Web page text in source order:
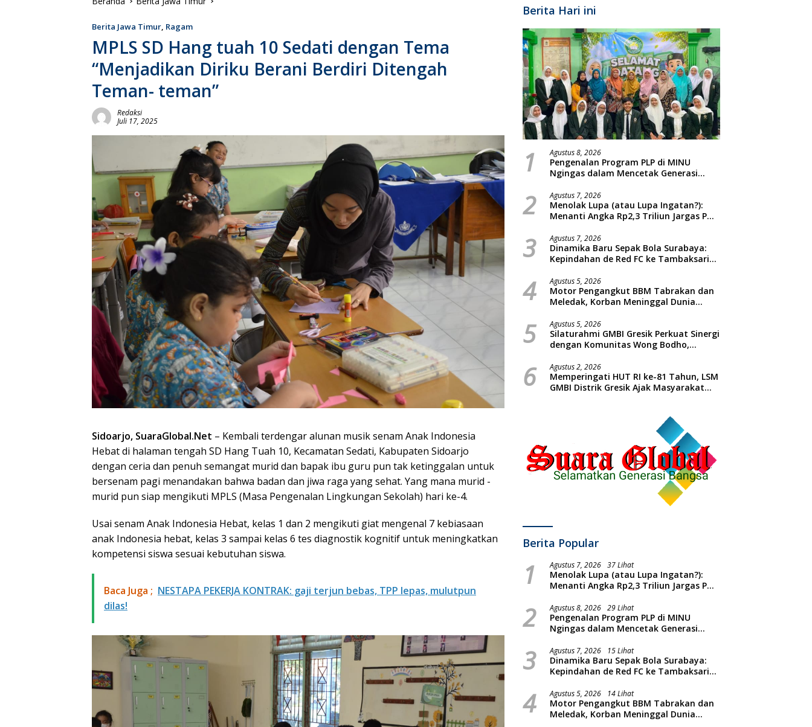
Berita Jawa Timur, Ragam
MPLS SD Hang tuah 10 Sedati dengan Tema
“Menjadikan Diriku Berani Berdiri Ditengah
Teman- teman”
Redaksi
Juli 17, 2025
Sidoarjo, SuaraGlobal.Net – Kembali terdengar alunan musik senam Anak Indonesia
Hebat di halaman tengah SD Hang Tuah 10, Kecamatan Sedati, Kabupaten Sidoarjo
dengan ceria dan penuh semangat murid dan bapak ibu guru pun tak ketinggalan untuk
bersenam pagi menandakan bahwa badan dan jiwa raga yang sehat. Yang mana murid -
murid pun siap mengikuti MPLS (Masa Pengenalan Lingkungan Sekolah) hari ke-4.
Usai senam Anak Indonesia Hebat, kelas 1 dan 2 mengikuti giat mengenal 7 kebiasaan
anak Indonesia hebat, kelas 3 sampai kelas 6 tes diagnostik kognitif untuk meningkatkan
kompetensi siswa sesuai kebutuhan siswa.
Baca Juga ; NESTAPA PEKERJA KONTRAK: gaji terjun bebas, TPP lepas, mulutpun
dilas!
Berita Hari ini
1 Agustus 8, 2026
Pengenalan Program PLP di MINU
Ngingas dalam Mencetak Generasi
2 Agustus 7, 2026
Menolak Lupa (atau Lupa Ingatan?):
Menanti Angka Rp2,3 Triliun Jargas PGN
Penyelidikan
3 Agustus 7, 2026
Dinamika Baru Sepak Bola Surabaya:
Kepindahan de Red FC ke Tambaksari
4 Agustus 5, 2026
Motor Pengangkut BBM Tabrakan dan
Meledak, Korban Meninggal Dunia
5 Agustus 5, 2026
Silaturahmi GMBI Gresik Perkuat Sinergi
dengan Komunitas Wong Bodho,
Reggae Vespa Menjelang Acara
Sunatan Massal dan Santunan Anak
Yatim
6 Agustus 2, 2026
Memperingati HUT RI ke-81 Tahun, LSM
GMBI Distrik Gresik Ajak Masyarakat
Berita Popular
1 Agustus 7, 2026 37 Lihat
Menolak Lupa (atau Lupa Ingatan?):
Menanti Angka Rp2,3 Triliun Jargas PGN
Penyelidikan
2 Agustus 8, 2026 29 Lihat
Pengenalan Program PLP di MINU
Ngingas dalam Mencetak Generasi
3 Agustus 7, 2026 15 Lihat
Dinamika Baru Sepak Bola Surabaya:
Kepindahan de Red FC ke Tambaksari
4 Agustus 5, 2026 14 Lihat
Motor Pengangkut BBM Tabrakan dan
Meledak, Korban Meninggal Dunia